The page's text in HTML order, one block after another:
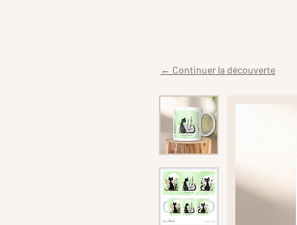
← Continuer la découverte